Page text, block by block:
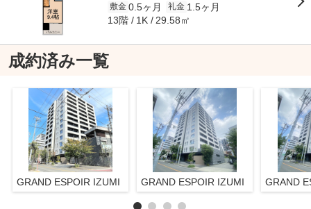
敷金 0.5ヶ月 礼金 1.5ヶ月
13階 1K 29.58㎡
成約済み一覧
GRAND ESPOIR IZUMI GRAND ESPOIR IZUMI GRAND